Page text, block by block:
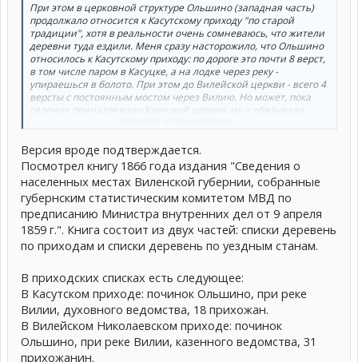
При этом в церковной структуре Ольшино (западная часть)
продолжало относится к Касутскому приходу "по старой
традиции", хотя в реальности очень сомневаюсь, что жители
деревни туда ездили. Меня сразу насторожило, что Ольшино
относилось к Касутскому приходу: по дороге это почти 8 верст,
в том числе паром в Касуцке, а на лодке через реку -
упираешься в болото. При этом до Вилейской церкви - всего 4
версты с постоянным мостом через Вилию. Но может, пока
селение принадлежало Касуцкой церкви, их и обязывали
и конечно же ходили в ближайшую церковь - Вилейскую
Георгиевскую, что и отражено в расписании приходов, где
Ольшанка записана под своим старым именем "Войшино".
Версия вроде подтверждается.
Посмотрел книгу 1866 года издания "Сведения о
населенных местах Виленской губернии, собранные
губернским статистическим комитетом МВД по
предписанию Министра внутренних дел от 9 апреля
1859 г.". Книга состоит из двух частей: списки деревень
по приходам и списки деревень по уездным станам.
В приходских списках есть следующее:
В Касутском приходе: починок Ольшино, при реке
Вилии, духовного ведомства, 18 прихожан.
В Вилейском Николаевском приходе: починок
Ольшино, при реке Вилии, казенного ведомства, 31
прихожанин.